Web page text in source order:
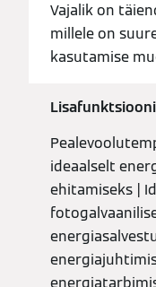
Vajalik on
millele on
kasutamise
ideaalselt
ehitamiseks |